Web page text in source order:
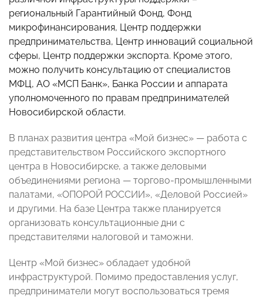
региональный Гарантийный Фонд, Фонд
микрофинансирования, Центр поддержки
предпринимательства, Центр инноваций социальной
сферы, Центр поддержки экспорта. Кроме этого,
можно получить консультацию от специалистов
МФЦ, АО «МСП Банк», Банка России и аппарата
уполномоченного по правам предпринимателей
Новосибирской области.
В планах развития центра «Мой бизнес» — работа с
представительством Российского экспортного
центра в Новосибирске, а также деловыми
объединениями региона — торгово-промышленными
палатами, «ОПОРОЙ РОССИИ», «Деловой Россией»
и другими. На базе Центра также планируется
организовать консультационные дни с
представителями налоговой и таможни.
Центр «Мой бизнес» обладает удобной
инфраструктурой. Помимо предоставления услуг,
предприниматели могут воспользоваться тремя